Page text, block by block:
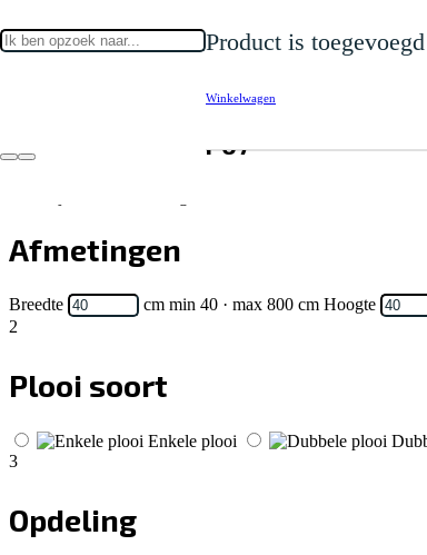
Product is
Winkelwagen
Home
Gordijnen
Inbetween Amber 07
Afmetingen
Breedte cm min 40 · max 800 cm Hoogte
2
Plooi soort
Enkele plooi
3
Opdeling